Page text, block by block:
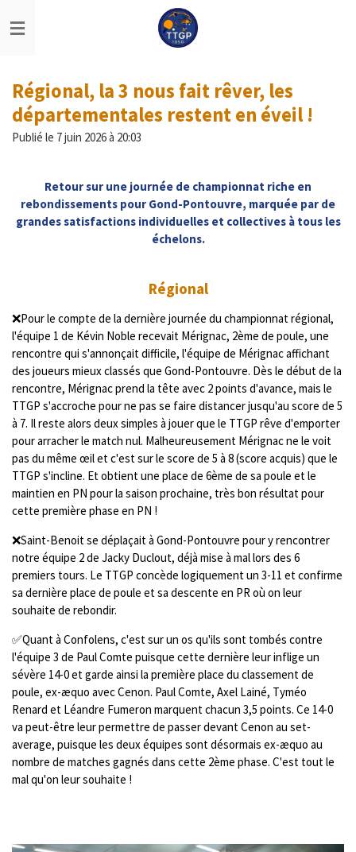
au
Régional, la 3 nous fait rêver, les
départementales restent en éveil !
Publié le 7 juin 2026 à 20:03
Retour sur une journée de championnat riche en
rebondissements pour Gond-Pontouvre, marquée par de
grandes satisfactions individuelles et collectives à tous les
échelons.
Régional
❌Pour le compte de la dernière journée du championnat régional,
l'équipe 1 de Kévin Noble recevait Mérignac, 2ème de poule, une
rencontre qui s'annonçait difficile, l'équipe de Mérignac affichant
des joueurs mieux classés que Gond-Pontouvre. Dès le début de la
rencontre, Mérignac prend la tête avec 2 points d'avance, mais le
TTGP s'accroche pour ne pas se faire distancer jusqu'au score de 5
à 7. Il reste alors deux simples à jouer que le TTGP rêve d'emporter
pour arracher le match nul. Malheureusement Mérignac ne le voit
pas du même œil et c'est sur le score de 5 à 8 (score acquis) que le
TTGP s'incline. Et obtient une place de 6ème de sa poule et le
maintien en PN pour la saison prochaine, très bon résultat pour
cette première phase en PN !
❌Saint-Benoit se déplaçait à Gond-Pontouvre pour y rencontrer
notre équipe 2 de Jacky Duclout, déjà mise à mal lors des 6
premiers tours. Le TTGP concède logiquement un 3-11 et confirme
sa dernière place de poule et sa descente en PR où on leur
souhaite de rebondir.
✅Quant à Confolens, c'est sur un os qu'ils sont tombés contre
l'équipe 3 de Paul Comte puisque cette dernière leur inflige un
sévère 14-0 et garde ainsi la première place du classement de
poule, ex-æquo avec Cenon. Paul Comte, Axel Lainé, Tyméo
Renard et Léandre Fumeron marquent chacun 3,5 points. Ce 14-0
va peut-être leur permettre de passer devant Cenon au set-
average, puisque les deux équipes sont désormais ex-æquo au
nombre de matches gagnés dans cette 2ème phase. C'est tout le
mal qu'on leur souhaite !